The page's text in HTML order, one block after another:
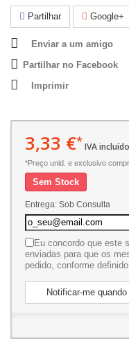
Partilhar Google+
Enviar a um amigo
Partilhar no Facebook
Imprimir
3,33 €*IVA incluído
*Preço unid. e exclusivo
Sem Stock
Entrega: Sob Consulta
Eu concordo que este
enviadas para que os
pedido, conforme
Notificar-me